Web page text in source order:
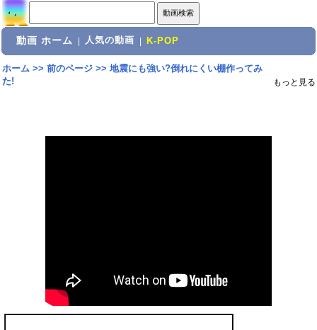
動画 ホーム 人気の動画 K-POP
ホーム>> 前のページ>> 地震にも強い?倒れにくい棚作ってみ
た!
もっと見る